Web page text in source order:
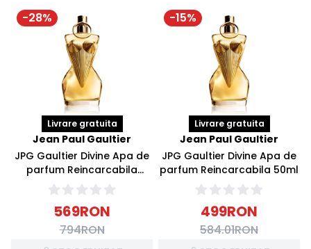
-28%
Livrare gratuita
Jean Paul Gaultier
JPG Gaultier Divine Apa de
parfum Reincarcabila
100ml
569RON
794RON
-15%
Livrare gratuita
Jean Paul Gaultier
JPG Gaultier Divine Apa de
parfum Reincarcabila 50ml
499RON
584.01RON